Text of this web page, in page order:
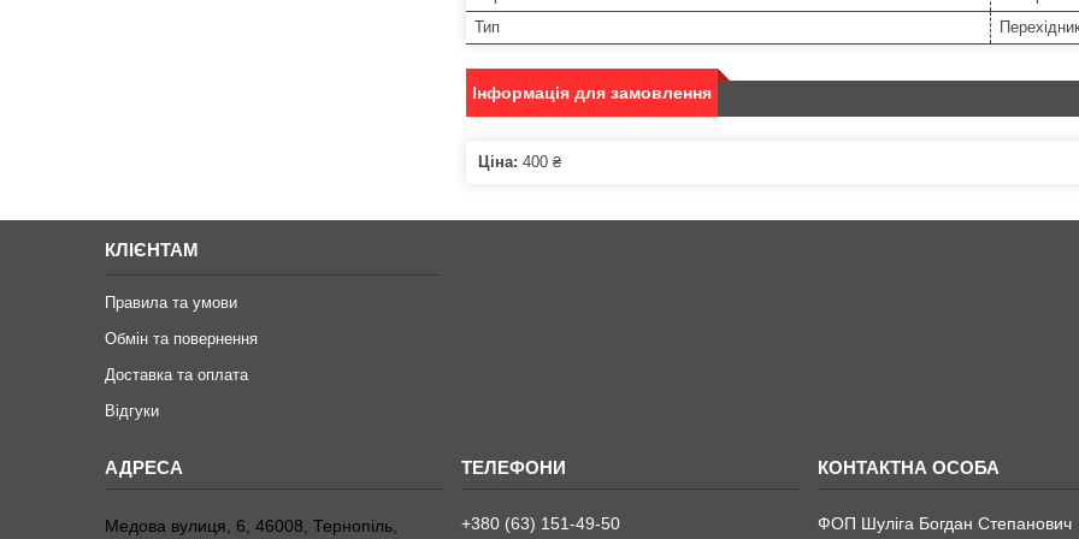
Тип
Інформація для замовлення
Ціна: 400 ₴
КЛІЄНТАМ
Правила та умови
Обмін та повернення
Доставка та оплата
Відгуки
Медова вулиця, 6, 46008, Тернопіль, +380 (63) 151-49-50 ФОП Шуліга Богдан Степанович